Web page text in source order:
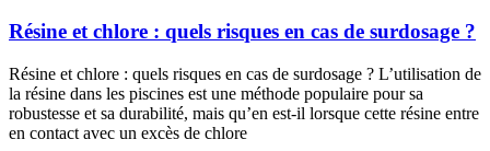
Résine et chlore : quels risques en cas de surdosage ?
Résine et chlore : quels risques en cas de surdosage ? L’utilisation de
la résine dans les piscines est une méthode populaire pour sa
robustesse et sa durabilité, mais qu’en est-il lorsque cette résine entre
en contact avec un excès de chlore